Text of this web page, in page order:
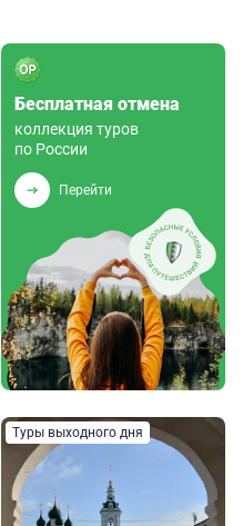
Бесплатная отмена
коллекция туров
по России
Перейти
Туры выходного дня